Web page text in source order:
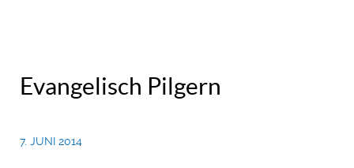
Evangelisch Pilgern
7. JUNI 2014